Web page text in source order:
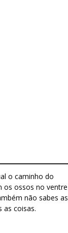
o caminho do
os ossos no ventre
não sabes as
as coisas.